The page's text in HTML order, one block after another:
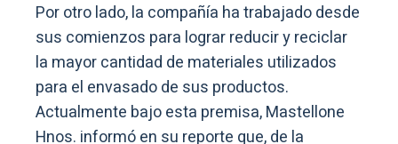
Por otro lado, la compañía ha trabajado desde
sus comienzos para lograr reducir y reciclar
la mayor cantidad de materiales utilizados
para el envasado de sus productos.
Actualmente bajo esta premisa, Mastellone
Hnos. informó en su reporte que, de la